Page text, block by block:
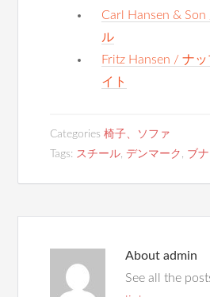
Carl Hansen &
ル
Fritz Hansen / ナ
イト
Categories椅子、ソファ
Tags: スチール,デンマーク , ブナ
About admin
See all the